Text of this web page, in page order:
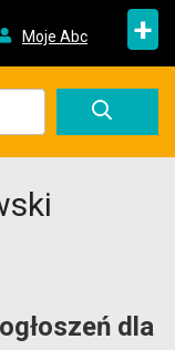
Moje Abc +
dla